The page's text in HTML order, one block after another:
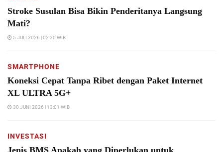
Stroke Susulan Bisa Bikin Penderitanya Langsung
Mati?
5 JULI 2026 | 02:20 WIB
SMARTPHONE
Koneksi Cepat Tanpa Ribet dengan Paket Internet
XL ULTRA 5G+
30 JUNI 2026 | 13:01 WIB
INVESTASI